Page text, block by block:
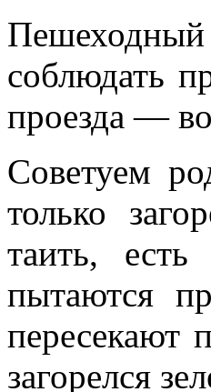
Пешеходный
соблюдать
проезда —
Советуем
только
таить,
пытаются
пересекают
загорелся